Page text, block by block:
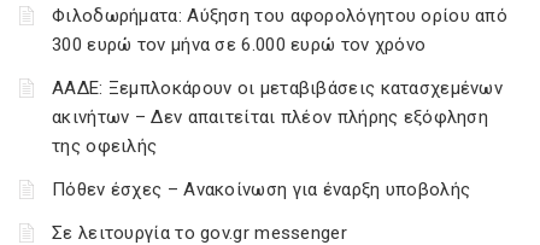
Φιλοδωρήματα: Αύξηση του αφορολόγητου ορίου από
300 ευρώ τον μήνα σε 6.000 ευρώ τον χρόνο
ΑΑΔΕ: Ξεμπλοκάρουν οι μεταβιβάσεις κατασχεμένων
ακινήτων – Δεν απαιτείται πλέον πλήρης εξόφληση
της οφειλής
Πόθεν έσχες – Ανακοίνωση για έναρξη υποβολής
Σε λειτουργία το gov.gr messenger